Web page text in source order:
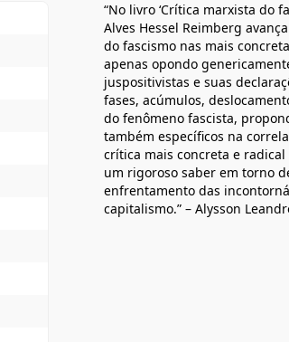
“No livro ‘Crítica marxista do
Alves Hessel Reimberg
do fascismo nas mais
apenas opondo
juspositivistas e suas
fases, acúmulos,
do fenômeno fascista,
também específicos na
crítica mais concreta e
um rigoroso saber em torno
enfrentamento das
capitalismo.” – Alysson